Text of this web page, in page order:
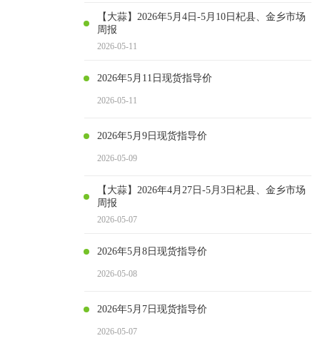
【大蒜】2026年5月4日-5月10日杞县、金乡市场
周报
2026-05-11
2026年5月11日现货指导价
2026-05-11
2026年5月9日现货指导价
2026-05-09
【大蒜】2026年4月27日-5月3日杞县、金乡市场
周报
2026-05-07
2026年5月8日现货指导价
2026-05-08
2026年5月7日现货指导价
2026-05-07